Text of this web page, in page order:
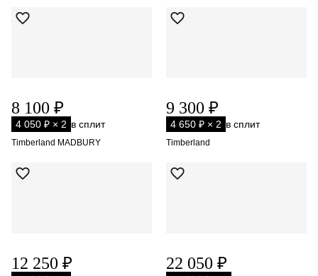
8 100 ₽
4 050 ₽ × 2 в сплит
Timberland MADBURY
9 300 ₽
4 650 ₽ × 2 в сплит
Timberland
12 250 ₽ 22 050 ₽